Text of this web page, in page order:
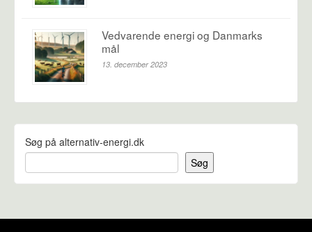
Vedvarende energi og Danmarks
mål
13. december 2023
Søg på alternativ-energi.dk
Søg